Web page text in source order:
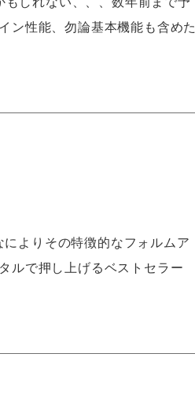
ン性能、勿論基本機能も含めた
によりその特徴的なフォルムア
ルで押し上げるベストセラー